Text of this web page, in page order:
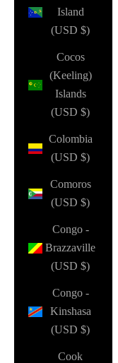
Island
(USD $)
Cocos
(Keeling)
Islands
(USD $)
Colombia
(USD $)
Comoros
(USD $)
Congo -
Brazzaville
(USD $)
Congo -
Kinshasa
(USD $)
Cook